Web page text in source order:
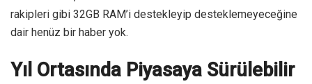
rakipleri gibi 32GB RAM’i destekleyip desteklemeyeceğine
dair henüz bir haber yok.
Yıl Ortasında Piyasaya Sürülebilir